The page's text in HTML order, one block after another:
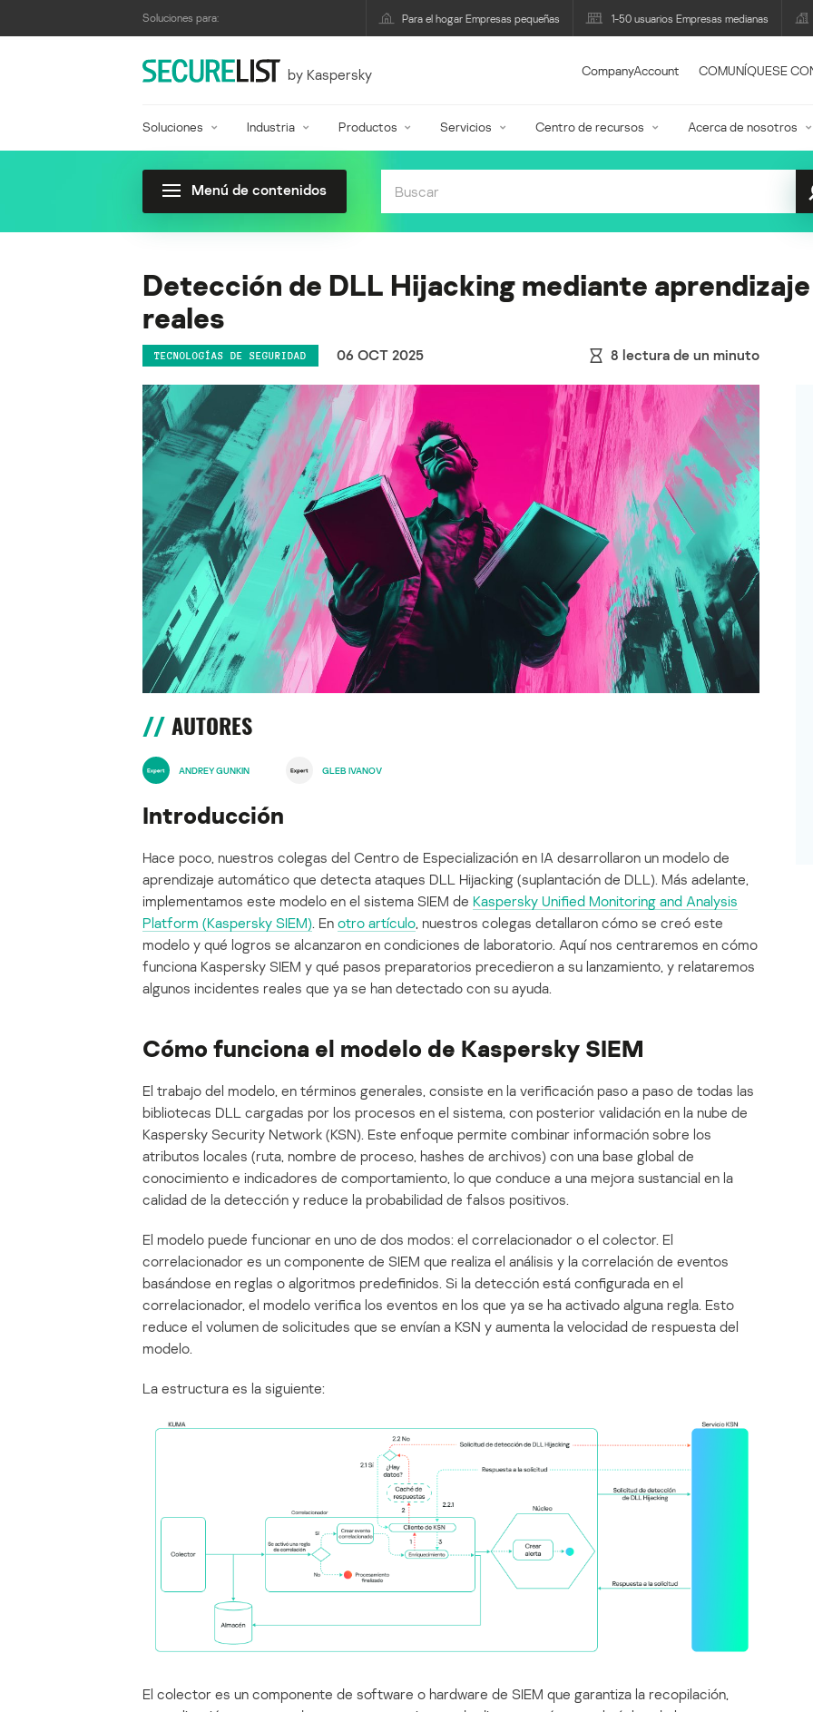
Soluciones para: Para el hogar Empresas pequeñas 1-50 usuarios Empresas medianas
by Kaspersky CompanyAccount COMUNÍQUESE
Soluciones Industria Productos Servicios Centro de recursos Acerca de nosotros
Menú de contenidos
Detección de DLL Hijacking mediante
reales
TECNOLOGÍAS DE SEGURIDAD 06 OCT 2025 8 lectura de un minuto
AUTORES
ANDREY GUNKIN GLEB IVANOV
Introducción
Hace poco, nuestros colegas del Centro de Especialización en IA desarrollaron un modelo de
aprendizaje automático que detecta ataques DLL Hijacking (suplantación de DLL). Más adelante,
implementamos este modelo en el sistema SIEM de Kaspersky Unified Monitoring and Analysis
Platform (Kaspersky SIEM). En otro artículo, nuestros colegas detallaron cómo se creó este
modelo y qué logros se alcanzaron en condiciones de laboratorio. Aquí nos centraremos en cómo
funciona Kaspersky SIEM y qué pasos preparatorios precedieron a su lanzamiento, y relataremos
algunos incidentes reales que ya se han detectado con su ayuda.
Cómo funciona el modelo de Kaspersky SIEM
El trabajo del modelo, en términos generales, consiste en la verificación paso a paso de todas las
bibliotecas DLL cargadas por los procesos en el sistema, con posterior validación en la nube de
Kaspersky Security Network (KSN). Este enfoque permite combinar información sobre los
atributos locales (ruta, nombre de proceso, hashes de archivos) con una base global de
conocimiento e indicadores de comportamiento, lo que conduce a una mejora sustancial en la
calidad de la detección y reduce la probabilidad de falsos positivos.
El modelo puede funcionar en uno de dos modos: el correlacionador o el colector. El
correlacionador es un componente de SIEM que realiza el análisis y la correlación de eventos
basándose en reglas o algoritmos predefinidos. Si la detección está configurada en el
correlacionador, el modelo verifica los eventos en los que ya se ha activado alguna regla. Esto
reduce el volumen de solicitudes que se envían a KSN y aumenta la velocidad de respuesta del
modelo.
La estructura es la siguiente:
El colector es un componente de software o hardware de SIEM que garantiza la recopilación,